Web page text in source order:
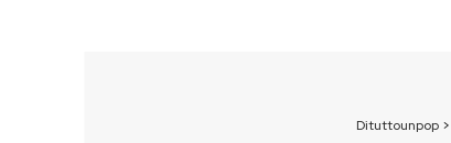
Dituttounpop>